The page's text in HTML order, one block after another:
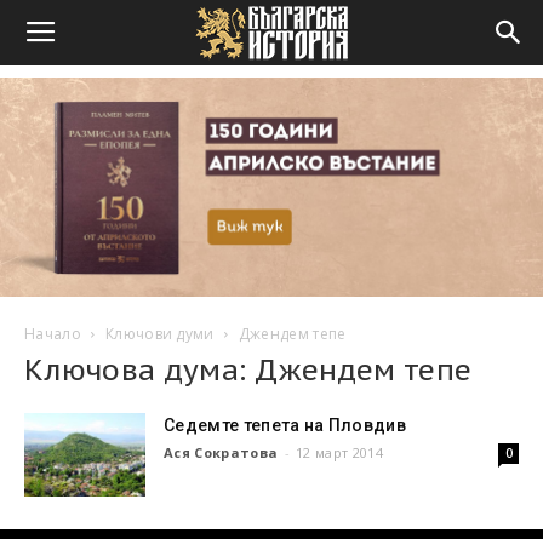
Начало Ключови думи Джендем тепе
Ключова дума: Джендем тепе
Седемте тепета на Пловдив
Ася Сократова - 12 март 2014 0